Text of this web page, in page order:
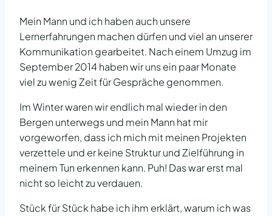
Mein Mann und ich haben auch unsere
Lernerfahrungen machen dürfen und viel an unserer
Kommunikation gearbeitet. Nach einem Umzug im
September 2014 haben wir uns ein paar Monate
viel zu wenig Zeit für Gespräche genommen.
Im Winter waren wir endlich mal wieder in den
Bergen unterwegs und mein Mann hat mir
vorgeworfen, dass ich mich mit meinen Projekten
verzettele und er keine Struktur und Zielführung in
meinem Tun erkennen kann. Puh! Das war erst mal
nicht so leicht zu verdauen.
Stück für Stück habe ich ihm erklärt, warum ich was